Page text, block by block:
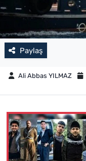
Paylaş
Ali Abbas YILMAZ